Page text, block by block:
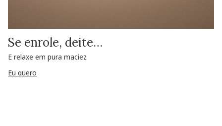
Se enrole, deite…
E relaxe em pura maciez
Eu quero